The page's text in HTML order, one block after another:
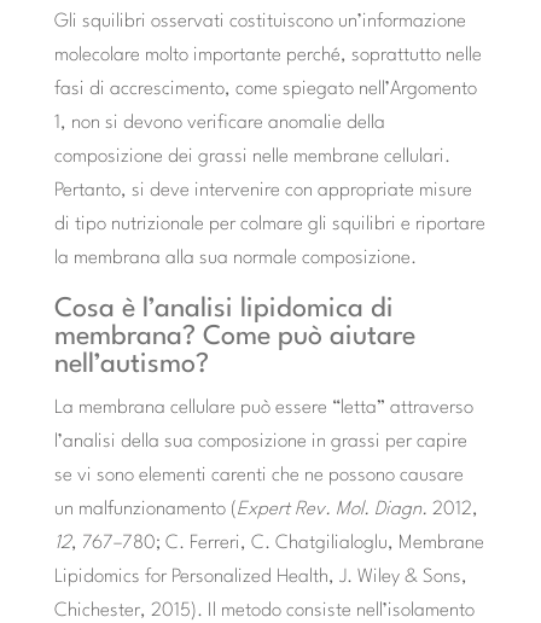
Gli squilibri osservati costituiscono un’informazione
molecolare molto importante perché, soprattutto nelle
fasi di accrescimento, come spiegato nell’Argomento
1, non si devono verificare anomalie della
composizione dei grassi nelle membrane cellulari.
Pertanto, si deve intervenire con appropriate misure
di tipo nutrizionale per colmare gli squilibri e riportare
la membrana alla sua normale composizione.
Cosa è l’analisi lipidomica di
membrana? Come può aiutare
nell’autismo?
La membrana cellulare può essere “letta” attraverso
l’analisi della sua composizione in grassi per capire
se vi sono elementi carenti che ne possono causare
un malfunzionamento (Expert Rev. Mol. Diagn. 2012,
12, 767–780; C. Ferreri, C. Chatgilialoglu, Membrane
Lipidomics for Personalized Health, J. Wiley & Sons,
Chichester, 2015). Il metodo consiste nell’isolamento